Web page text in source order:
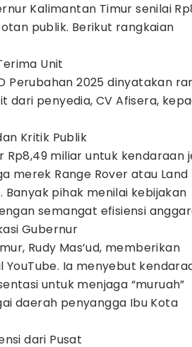
Kalimantan Timur senilai
publik. Berikut rangkaian
Unit
Perubahan 2025 dinyatakan
dari penyedia, CV Afisera,
Kritik Publik
Rp8,49 miliar untuk kendaraan
merek Range Rover atau Land
pihak menilai kebijakan
semangat efisiensi
Gubernur
Rudy Mas’ud, memberikan
YouTube. Ia menyebut
untuk menjaga “muruah”
daerah penyangga Ibu Kota
dari Pusat